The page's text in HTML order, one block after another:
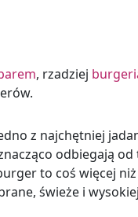
, rzadziej
z najchętniej
odbiegają
to coś więcej
świeże i